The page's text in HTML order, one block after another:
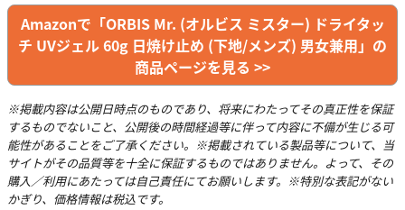
Amazonで「ORBIS Mr. (オルビス ミスター) ドライタッ
チ UVジェル 60g 日焼け止め (下地/メンズ) 男女兼用」の
商品ページを見る >>
※掲載内容は公開日時点のものであり、将来にわたってその真正性を保証
するものでないこと、公開後の時間経過等に伴って内容に不備が生じる可
能性があることをご了承ください。※掲載されている製品等について、当
サイトがその品質等を十全に保証するものではありません。よって、その
購入／利用にあたっては自己責任にてお願いします。※特別な表記がない
かぎり、価格情報は税込です。